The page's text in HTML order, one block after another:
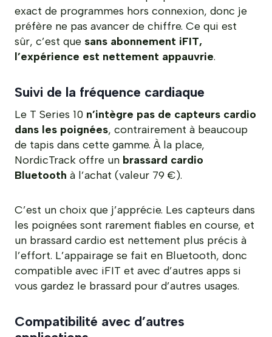
exact de programmes hors connexion, donc je
préfère ne pas avancer de chiffre. Ce qui est
sûr, c’est que sans abonnement iFIT,
l’expérience est nettement appauvrie.
Suivi de la fréquence cardiaque
Le T Series 10 n’intègre pas de capteurs cardio
dans les poignées, contrairement à beaucoup
de tapis dans cette gamme. À la place,
NordicTrack offre un brassard cardio
Bluetooth à l’achat (valeur 79 €).
C’est un choix que j’apprécie. Les capteurs dans
les poignées sont rarement fiables en course, et
un brassard cardio est nettement plus précis à
l’effort. L’appairage se fait en Bluetooth, donc
compatible avec iFIT et avec d’autres apps si
vous gardez le brassard pour d’autres usages.
Compatibilité avec d’autres